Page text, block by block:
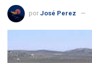
por José Perez